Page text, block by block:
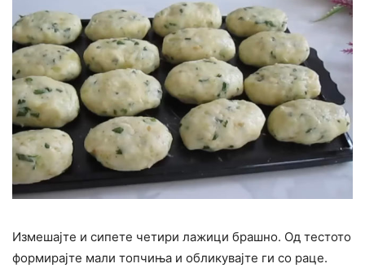
Измешајте и сипете четири лажици брашно. Од тестото
формирајте мали топчиња и обликувајте ги со раце.